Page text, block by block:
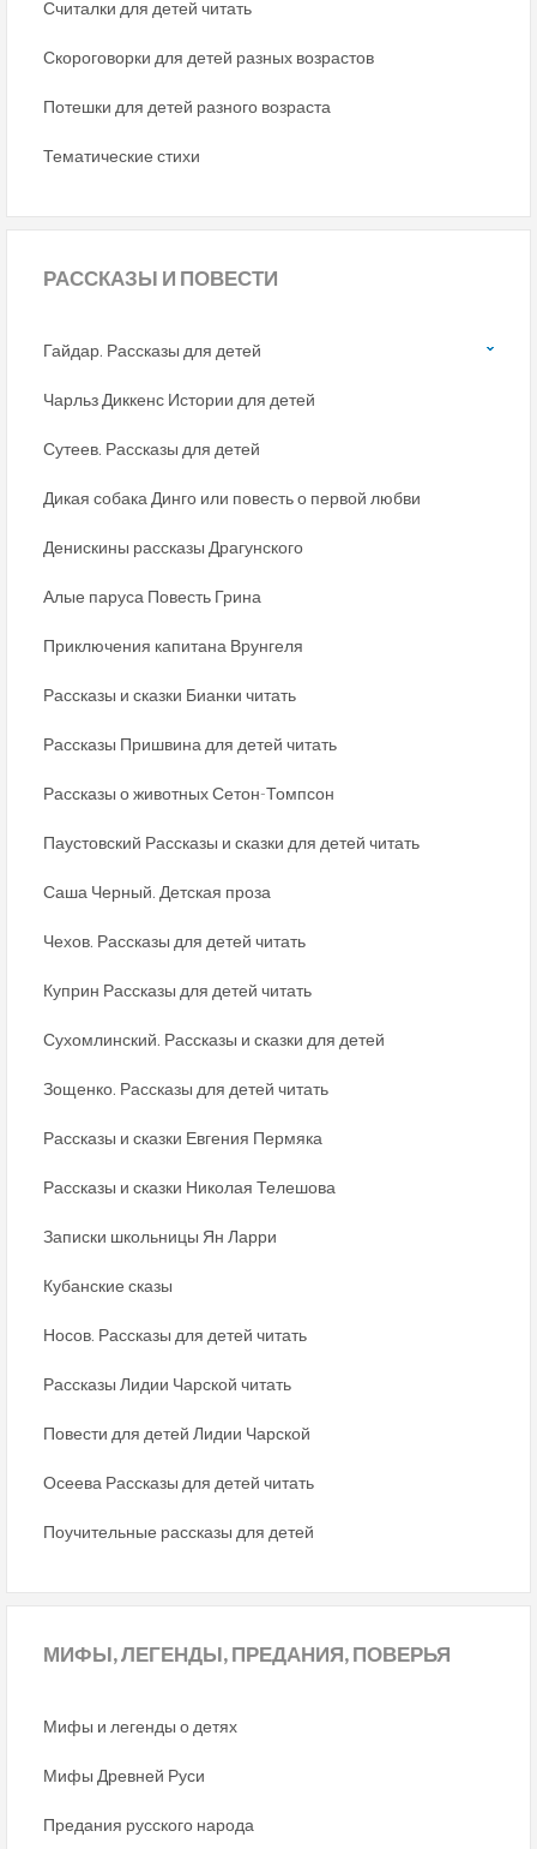
Считалки для детей читать
Скороговорки для детей разных возрастов
Потешки для детей разного возраста
Тематические стихи
РАССКАЗЫ И ПОВЕСТИ
Гайдар. Рассказы для детей
Чарльз Диккенс Истории для детей
Сутеев. Рассказы для детей
Дикая собака Динго или повесть о первой любви
Денискины рассказы Драгунского
Алые паруса Повесть Грина
Приключения капитана Врунгеля
Рассказы и сказки Бианки читать
Рассказы Пришвина для детей читать
Рассказы о животных Сетон-Томпсон
Паустовский Рассказы и сказки для детей читать
Саша Черный. Детская проза
Чехов. Рассказы для детей читать
Куприн Рассказы для детей читать
Сухомлинский. Рассказы и сказки для детей
Зощенко. Рассказы для детей читать
Рассказы и сказки Евгения Пермяка
Рассказы и сказки Николая Телешова
Записки школьницы Ян Ларри
Кубанские сказы
Носов. Рассказы для детей читать
Рассказы Лидии Чарской читать
Повести для детей Лидии Чарской
Осеева Рассказы для детей читать
Поучительные рассказы для детей
МИФЫ,ЛЕГЕНДЫ, ПРЕДАНИЯ, ПОВЕРЬЯ
Мифы и легенды о детях
Мифы Древней Руси
Предания русского народа